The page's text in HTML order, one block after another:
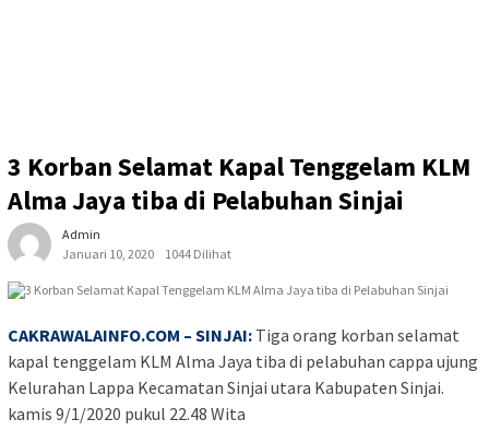
3 Korban Selamat Kapal Tenggelam KLM
Alma Jaya tiba di Pelabuhan Sinjai
Admin
Januari 10, 2020
1044 Dilihat
CAKRAWALAINFO.COM – SINJAI: Tiga orang korban selamat
kapal tenggelam KLM Alma Jaya tiba di pelabuhan cappa ujung
Kelurahan Lappa Kecamatan Sinjai utara Kabupaten Sinjai.
kamis 9/1/2020 pukul 22.48 Wita